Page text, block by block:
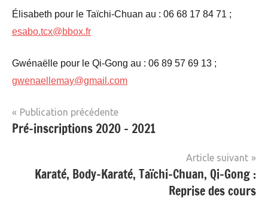
Élisabeth pour le Taïchi-Chuan au : 06 68 17 84 71 ;
esabo.tcx@bbox.fr
Gwénaëlle pour le Qi-Gong au : 06 89 57 69 13 ;
gwenaellemay@gmail.com
Non
Navigation
de
Publication précédente
Pré-inscriptions 2020 – 2021
Article suivant
Karaté, Body-Karaté, Taïchi-Chuan, Qi-Gong :
Reprise des cours